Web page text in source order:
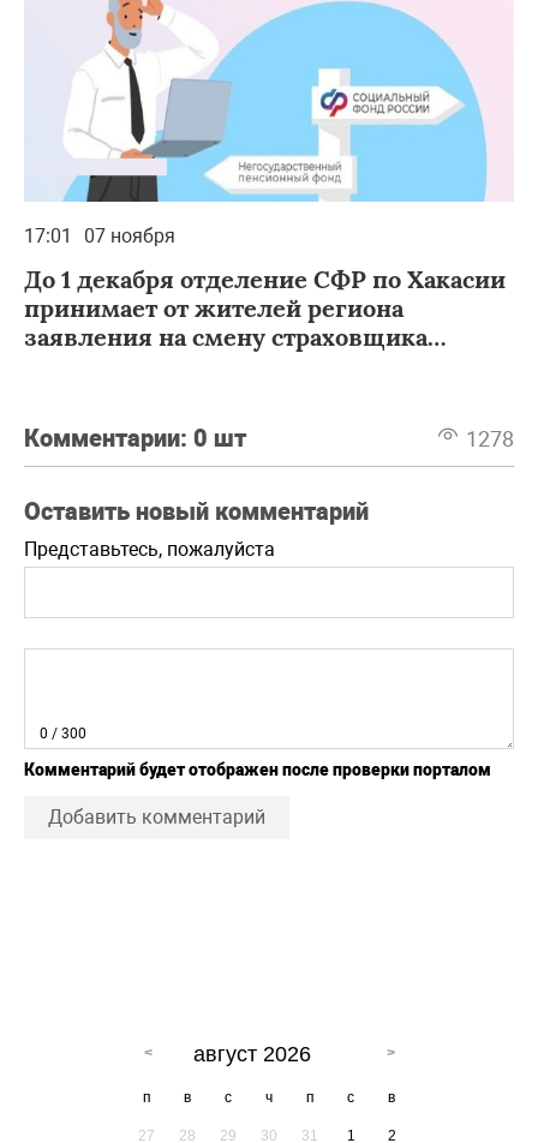
17:01 07 ноября
До 1 декабря отделение СФР по Хакасии
принимает от жителей региона
заявления на смену страховщика
Комментарии: 0 шт 1278
Оставить новый комментарий
Представьтесь, пожалуйста
0 / 300
Комментарий будет отображен после проверки порталом
Добавить комментарий
август 2026
п в с ч п с в
27 28 29 30 31 1 2